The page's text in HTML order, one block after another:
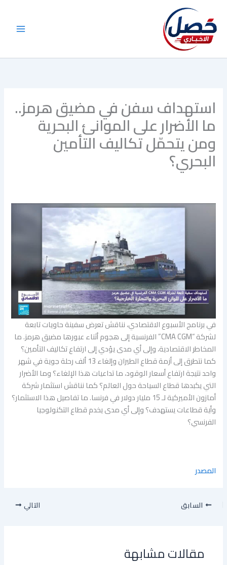
المحتوى
استهداف سفن في مضيق هرمز..
ما الأضرار على الموانئ البحرية
ومن يتحمّل تكاليف التأمين
البحري؟
في برنامج الأسبوع الاقتصادي، نناقش تعرض سفينة حاويات تابعة
لشركة “CMA CGM” الفرنسية إلى هجوم أثناء عبورها مضيق هرمز. ما
المخاطر الاقتصادية، وإلى أي مدى يؤدي إلى ارتفاع تكاليف التأمين؟
كما نتطرق إلى أزمة قطاع الطيران وإلغاء 13 ألف رحلة جوية في شهر
واحد نتيجة ارتفاع أسعار الوقود، ما تداعيات هذا الإلغاء؟ وما الأضرار
التي يكبدها قطاع السياحة حول العالم؟ كما نناقش استثمار شركة
أمازون الأميركية لـ 15 مليار دولار في فرنسا. ما تفاصيل هذا الاستثمار؟
وأية قطاعات يستهدف؟ وإلى أي مدى يخدم قطاع التكنولوجيا
الفرنسي؟
المصدر
السابق التالي
مقالات مشابهة